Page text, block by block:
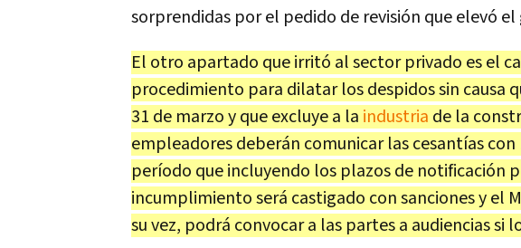
sorprendidas por el pedido de revisión que elevó
El otro apartado que irritó al sector privado es el
procedimiento para dilatar los despidos sin causa
31 de marzo y que excluye a la industria de la
empleadores deberán comunicar las cesantías
período que incluyendo los plazos de notificación
incumplimiento será castigado con sanciones y el
su vez, podrá convocar a las partes a audiencias si